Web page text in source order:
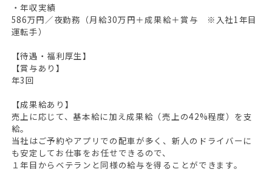
・年収実績
586万円／夜勤務（月給30万円＋成果給＋賞与 ※入社1年目
運転手）
【待遇・福利厚生】
【賞与あり】
年3回
【成果給あり】
売上に応じて、基本給に加え成果給（売上の42%程度）を支
給。
当社はご予約やアプリでの配車が多く、新人のドライバーに
も安定してお仕事をお任せできるので、
１年目からベテランと同様の給与を得ることができます。